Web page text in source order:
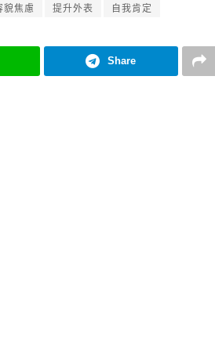
貌焦慮 提升外表 自我肯定
Share